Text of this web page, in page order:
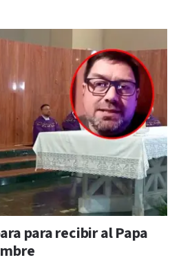
para recibir al Papa